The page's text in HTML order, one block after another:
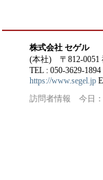
株式会社 セゲル
(本社) 〒812-0051
TEL : 050-3629-1894
https://www.segel.jp
訪問者情報 今日